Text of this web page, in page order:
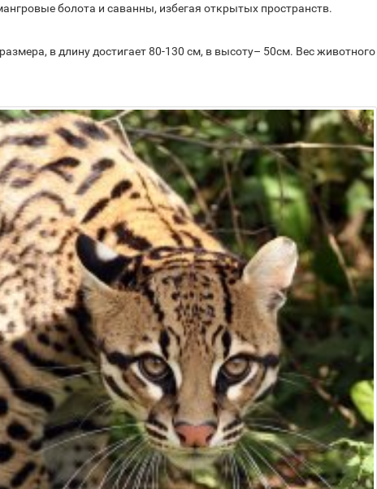
болота и саванны, избегая открытых пространств.
в длину достигает 80-130 см, в высоту– 50см. Вес животного